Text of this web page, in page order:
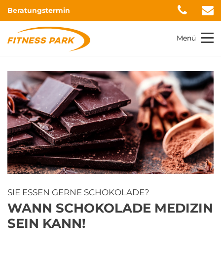
Beratungstermin
Menü
SIE ESSEN GERNE SCHOKOLADE?
WANN SCHOKOLADE MEDIZIN
SEIN KANN!